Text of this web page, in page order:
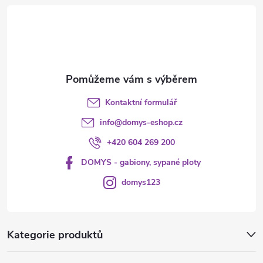
Kategorie produktů
Kontaktní formulář
info@domys-eshop.cz
+420 604 269 200
DOMYS - gabiony, sypané ploty
domys123